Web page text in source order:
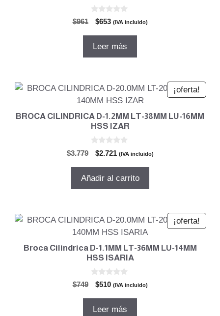
$961
El
original
$653El
actual
(IVA incluido)
Leer más
¡oferta!
BROCA CILINDRICA D-1.2MM LT-38MM LU-16MM
HSS IZAR
$3.779
El
original
$2.721 El
actual
(IVA incluido)
Añadir al carrito
¡oferta!
Broca Cilindrica D-1.1MM LT-36MM LU-14MM
HSS ISARIA
$749
El
original
$510El
actual
(IVA incluido)
Leer más